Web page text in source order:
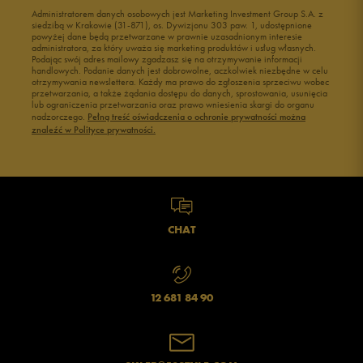
Administratorem danych osobowych jest Marketing Investment Group S.A. z
siedzibą w Krakowie (31-871), os. Dywizjonu 303 paw. 1, udostępnione
powyżej dane będą przetwarzane w prawnie uzasadnionym interesie
administratora, za który uważa się marketing produktów i usług własnych.
Podając swój adres mailowy zgadzasz się na otrzymywanie informacji
handlowych. Podanie danych jest dobrowolne, aczkolwiek niezbędne w celu
otrzymywania newslettera. Każdy ma prawo do zgłoszenia sprzeciwu wobec
przetwarzania, a także żądania dostępu do danych, sprostowania, usunięcia
lub ograniczenia przetwarzania oraz prawo wniesienia skargi do organu
nadzorczego. Pełną treść oświadczenia o ochronie prywatności można
znaleźć w Polityce prywatności.
CHAT
12 681 84 90